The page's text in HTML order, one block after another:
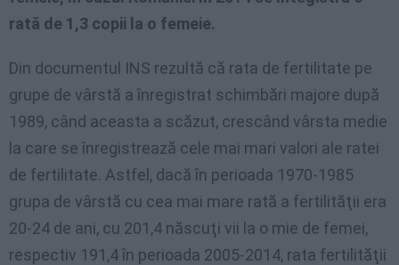
rată de 1,3 copii la o femeie.
Din documentul INS rezultă că rata de fertilitate pe
grupe de vârstă a înregistrat schimbări majore după
1989, când aceasta a scăzut, crescând vârsta medie
la care se înregistrează cele mai mari valori ale ratei
de fertilitate. Astfel, dacă în perioada 1970-1985
grupa de vârstă cu cea mai mare rată a fertilităţii era
20-24 de ani, cu 201,4 născuţi vii la o mie de femei,
respectiv 191,4 în perioada 2005-2014, rata fertilităţii